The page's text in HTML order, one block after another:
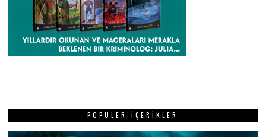
POPÜLER İÇERIKLER